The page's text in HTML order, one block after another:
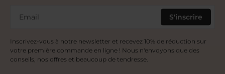
Email S'inscrire
Inscrivez-vous à notre newsletter et recevez 10% de réduction sur
votre première commande en ligne ! Nous n'envoyons que des
conseils, nos offres et beaucoup de tendresse.